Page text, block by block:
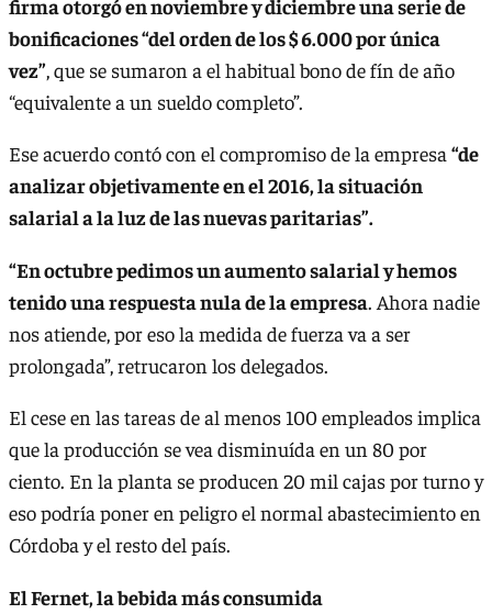
firma otorgó en noviembre y diciembre una serie de
bonificaciones “del orden de los $ 6.000 por única
vez” , que se sumaron a el habitual bono de fín de año
“equivalente a un sueldo completo”.
Ese acuerdo contó con el compromiso de la empresa “de
analizar objetivamente en el 2016, la situación
salarial a la luz de las nuevas paritarias”.
“En octubre pedimos un aumento salarial y hemos
tenido una respuesta nula de la empresa. Ahora nadie
nos atiende, por eso la medida de fuerza va a ser
prolongada”, retrucaron los delegados.
El cese en las tareas de al menos 100 empleados implica
que la producción se vea disminuída en un 80 por
ciento. En la planta se producen 20 mil cajas por turno y
eso podría poner en peligro el normal abastecimiento en
Córdoba y el resto del país.
El Fernet, la bebida más consumida